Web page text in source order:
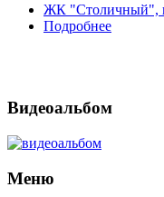
ЖК "Столичный",
Подробнее
Видеоальбом
Меню